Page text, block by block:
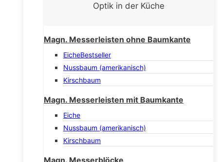
Optik in der Küche
Magn. Messerleisten ohne Baumkante
EicheBestseller
Nussbaum (amerikanisch)
Kirschbaum
Magn. Messerleisten mit Baumkante
Eiche
Nussbaum (amerikanisch)
Kirschbaum
Magn. Messerblöcke